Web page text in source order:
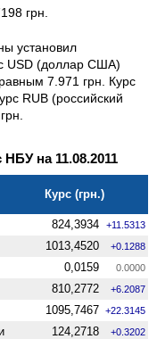
грн.
установил
USD (доллар США)
7.971 грн. Курс
RUB (российский
на 11.08.2011
Курс (грн.)
824,3934 +11.5313
1013,4520 +0.1288
0,0159 0.0000
810,2772 +6.2087
1095,7467 +22.3145
124,2718 +0.3202